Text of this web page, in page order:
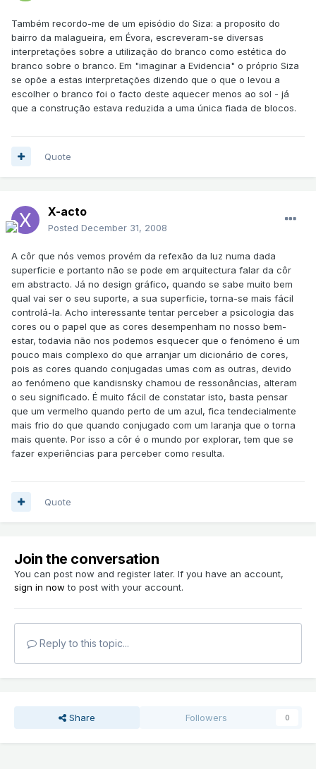
Também recordo-me de um episódio do Siza: a proposito do
bairro da malagueira, em Évora, escreveram-se diversas
interpretações sobre a utilização do branco como estética do
branco sobre o branco. Em "imaginar a Evidencia" o próprio Siza
se opõe a estas interpretações dizendo que o que o levou a
escolher o branco foi o facto deste aquecer menos ao sol - já
que a construção estava reduzida a uma única fiada de blocos.
Quote
X-acto
Posted December 31, 2008
A côr que nós vemos provém da refexão da luz numa dada
superficie e portanto não se pode em arquitectura falar da côr
em abstracto. Já no design gráfico, quando se sabe muito bem
qual vai ser o seu suporte, a sua superficie, torna-se mais fácil
controlá-la. Acho interessante tentar perceber a psicologia das
cores ou o papel que as cores desempenham no nosso bem-
estar, todavia não nos podemos esquecer que o fenómeno é um
pouco mais complexo do que arranjar um dicionário de cores,
pois as cores quando conjugadas umas com as outras, devido
ao fenómeno que kandisnsky chamou de ressonâncias, alteram
o seu significado. É muito fácil de constatar isto, basta pensar
que um vermelho quando perto de um azul, fica tendecialmente
mais frio do que quando conjugado com um laranja que o torna
mais quente. Por isso a côr é o mundo por explorar, tem que se
fazer experiências para perceber como resulta.
Quote
Join the conversation
You can post now and register later. If you have an account,
sign in now to post with your account.
Reply to this topic...
Share Followers 0